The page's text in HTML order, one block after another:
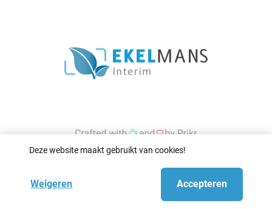
Deze website maakt gebruikt van cookies!
Weigeren Accepteren